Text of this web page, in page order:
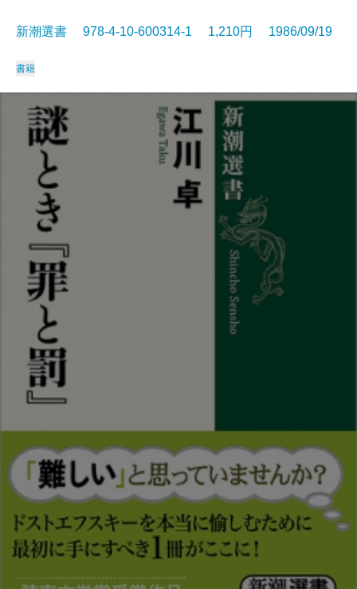
新潮選書 978-4-10-600314-1 1,210円 1986/09/19
書籍